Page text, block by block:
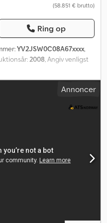
(58.851 € brutto)
Ring op
YV2JSW0C08A67xxxx,
2008 , Angiv venligst
21171
2008 Kilometerstand:
480 HK / 353 kW Træk: 6x2
Baghjulsaffjedring: luft Dæk
udtrukket): 7,442 m
lejer i kranleddene er
udskud Spil frakoblet
Beskrivelse:
Annoncer